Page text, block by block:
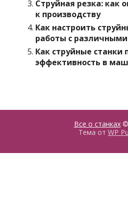
Струйная резка: как
к производству
Как настроить
работы с
Как струйные
эффективность в
Все о станках©
Тема от WP